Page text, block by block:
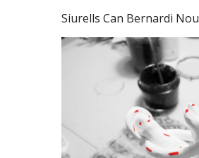
Siurells Can Bernardi Nou